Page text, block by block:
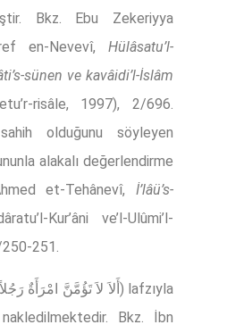
Bkz. Ebu Zekeriyya
en-Nevevî, Hülâsatu’l-
sünen ve kavâidi’l-İslâm
risâle, 1997), 2/696.
olduğunu söyleyen
alakalı değerlendirme
et-Tehânevî, İ’lâü’s-
Kur’âni ve’l-Ulûmi’l-
251.
Bkz. İbn